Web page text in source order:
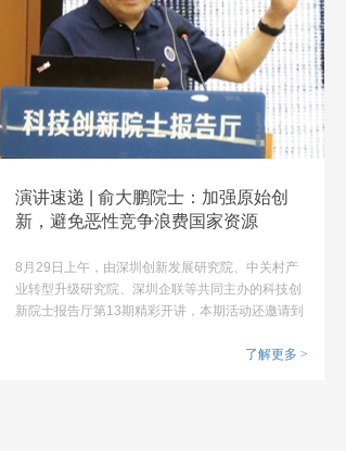
演讲速递 | 俞大鹏院士：加强原始创
新，避免恶性竞争浪费国家资源
8月29日上午，由深圳创新发展研究院、中关村产
业转型升级研究院、深圳企联等共同主办的科技创
新院士报告厅第13期精彩开讲，本期活动还邀请到
协会等机构共同举办，中国科学院院士俞大鹏做了
了解更多 >